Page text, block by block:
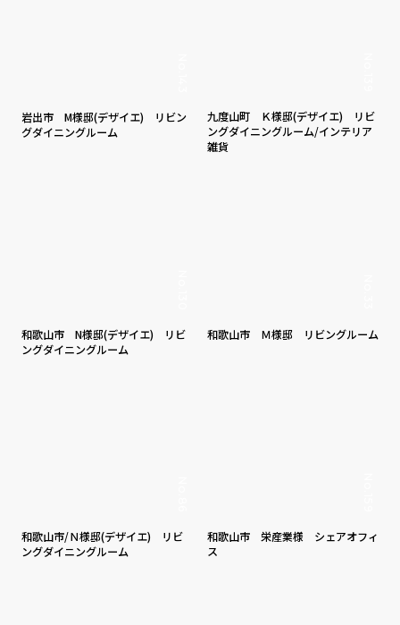
岩出市 M様邸(デザイエ) リビン
グダイニングルーム
九度山町 Ｋ様邸(デザイエ) リビ
ングダイニングルーム/インテリア
雑貨
和歌山市 N様邸(デザイエ) リビ
ングダイニングルーム
和歌山市 Ｍ様邸 リビングルーム
和歌山市/Ｎ様邸(デザイエ) リビ
ングダイニングルーム
和歌山市 栄産業様 シェアオフィ
ス